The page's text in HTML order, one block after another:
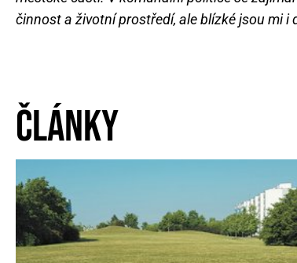
činnost a životní prostředí, ale blízké jsou mi i
Články